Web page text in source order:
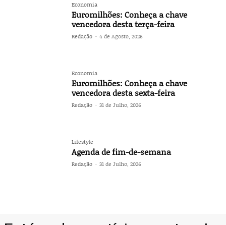
Economia
Euromilhões: Conheça a chave
vencedora desta terça-feira
Redação - 4 de Agosto, 2026
Economia
Euromilhões: Conheça a chave
vencedora desta sexta-feira
Redação - 31 de Julho, 2026
Lifestyle
Agenda de fim-de-semana
Redação - 31 de Julho, 2026